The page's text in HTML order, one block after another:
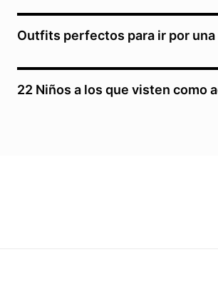
Outfits perfectos para ir por
22 Niños a los que visten como